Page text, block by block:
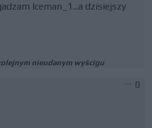
Iceman_1...a dzisiejszy
nieudanym wyścigu
0